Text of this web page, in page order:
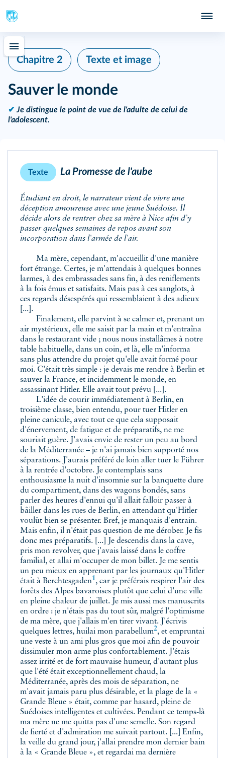
Chapitre 2 Texte et image
Sauver le monde
✔ Je distingue le point de vue de l'adulte de celui de
l'adolescent.
Texte La Promesse de l'aube
Étudiant en droit, le narrateur vient de vivre une
déception amoureuse avec une jeune Suédoise. Il
décide alors de rentrer chez sa mère à Nice afin d'y
passer quelques semaines de repos avant son
incorporation dans l'armée de l'air.
Ma mère, cependant, m'accueillit d'une manière
fort étrange. Certes, je m'attendais à quelques bonnes
larmes, à des embrassades sans fin, à des reniflements
à la fois émus et satisfaits. Mais pas à ces sanglots, à
ces regards désespérés qui ressemblaient à des adieux
[...].
Finalement, elle parvint à se calmer et, prenant un
air mystérieux, elle me saisit par la main et m'entraîna
dans le restaurant vide ; nous nous installâmes à notre
table habituelle, dans un coin, et là, elle m'informa
sans plus attendre du projet qu'elle avait formé pour
moi. C'était très simple : je devais me rendre à Berlin et
sauver la France, et incidemment le monde, en
assassinant Hitler. Elle avait tout prévu [...].
L'idée de courir immédiatement à Berlin, en
troisième classe, bien entendu, pour tuer Hitler en
pleine canicule, avec tout ce que cela supposait
d'énervement, de fatigue et de préparatifs, ne me
souriait guère. J'avais envie de rester un peu au bord
de la Méditerranée – je n'ai jamais bien supporté nos
séparations. J'aurais préféré de loin aller tuer le Führer
à la rentrée d'octobre. Je contemplais sans
enthousiasme la nuit d'insomnie sur la banquette dure
du compartiment, dans des wagons bondés, sans
parler des heures d'ennui qu'il allait falloir passer à
bâiller dans les rues de Berlin, en attendant qu'Hitler
voulût bien se présenter. Bref, je manquais d'entrain.
Mais enfin, il n'était pas question de me dérober. Je fis
donc mes préparatifs. [...] Je descendis dans la cave,
pris mon revolver, que j'avais laissé dans le coffre
familial, et allai m'occuper de mon billet. Je me sentis
un peu mieux en apprenant par les journaux qu'Hitler
était à Berchtesgaden1, car je préférais respirer l'air des
forêts des Alpes bavaroises plutôt que celui d'une ville
en pleine chaleur de juillet. Je mis aussi mes manuscrits
en ordre : je n'étais pas du tout sûr, malgré l'optimisme
de ma mère, que j'allais m'en tirer vivant. J'écrivis
quelques lettres, huilai mon parabellum2, et empruntai
une veste à un ami plus gros que moi afin de pouvoir
dissimuler mon arme plus confortablement. J'étais
assez irrité et de fort mauvaise humeur, d'autant plus
que l'été était exceptionnellement chaud, la
Méditerranée, après des mois de séparation, ne
m'avait jamais paru plus désirable, et la plage de la «
Grande Bleue » était, comme par hasard, pleine de
Suédoises intelligentes et cultivées. Pendant ce temps-là
ma mère ne me quitta pas d'une semelle. Son regard
de fierté et d'admiration me suivait partout. [...] Enfin,
la veille du grand jour, j'allai prendre mon dernier bain
à la « Grande Bleue », et regardai ma dernière